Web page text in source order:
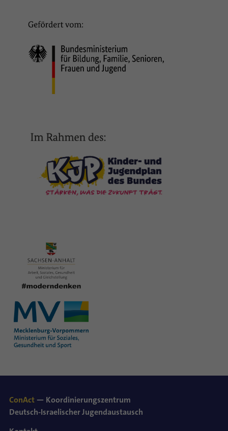
ConAct — Koordinierungszentrum
Deutsch-Israelischer Jugendaustausch